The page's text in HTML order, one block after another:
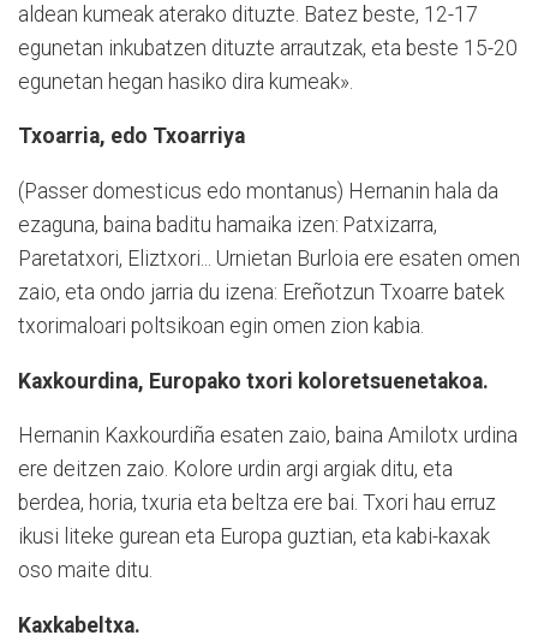
aldean kumeak aterako dituzte. Batez beste, 12-17
egunetan inkubatzen dituzte arrautzak, eta beste 15-20
egunetan hegan hasiko dira kumeak».
Txoarria, edo Txoarriya
(Passer domesticus edo montanus) Hernanin hala da
ezaguna, baina baditu hamaika izen: Patxizarra,
Paretatxori, Eliz­txori... Urnietan Burloia ere esaten omen
zaio, eta ondo jarria du izena: Ereño­tzun Txoarre batek
txorimaloari poltsikoan egin omen zion kabia.
Kaxkourdina, Europako txori koloretsuenetakoa.
Hernanin Kaxkourdiña esaten zaio, baina Amilotx urdina
ere deitzen zaio. Kolore urdin argi argiak ditu, eta
berdea, horia, txuria eta beltza ere bai. Txori hau erruz
ikusi liteke gurean eta Europa guztian, eta kabi-kaxak
oso maite ditu.
Kaxkabeltxa.